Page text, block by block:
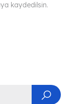
kaydedilsin.